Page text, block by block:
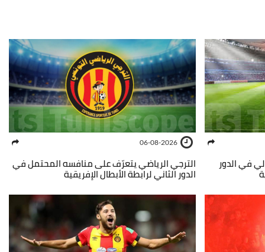
في الدور
06-08-2026
الترجي الرياضي يتعرّف على منافسه المحتمل في
الدور الثاني لرابطة الأبطال الإفريقية